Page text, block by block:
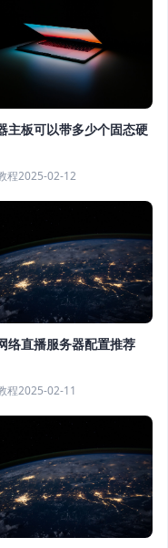
主板可以带多少个固态硬
程2025-02-12
络直播服务器配置推荐
程2025-02-11